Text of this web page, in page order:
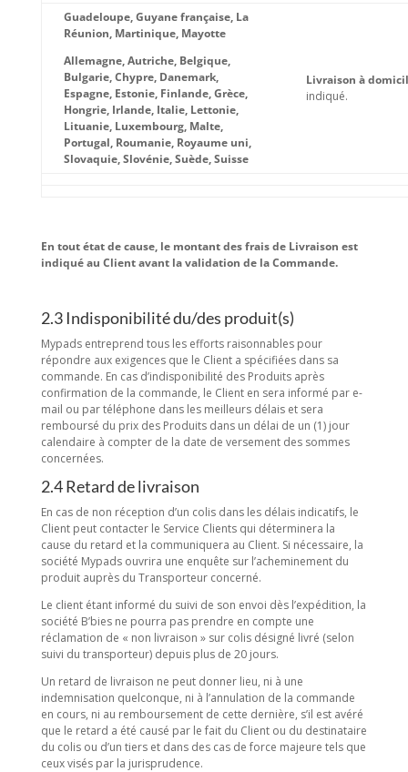
Guadeloupe, Guyane française, La
Réunion, Martinique, Mayotte
Allemagne, Autriche, Belgique,
Bulgarie, Chypre, Danemark,
Espagne, Estonie, Finlande, Grèce,
Hongrie, Irlande, Italie, Lettonie,
Lituanie, Luxembourg, Malte,
Portugal, Roumanie, Royaume uni,
Slovaquie, Slovénie, Suède, Suisse
Livraison à
indiqué.
En tout état de cause, le montant des frais de Livraison est
indiqué au Client avant la validation de la Commande.
2.3 Indisponibilité du/des produit(s)
Mypads entreprend tous les efforts raisonnables pour
répondre aux exigences que le Client a spécifiées dans sa
commande. En cas d’indisponibilité des Produits après
confirmation de la commande, le Client en sera informé par e-
mail ou par téléphone dans les meilleurs délais et sera
remboursé du prix des Produits dans un délai de un (1) jour
calendaire à compter de la date de versement des sommes
concernées.
2.4 Retard de livraison
En cas de non réception d’un colis dans les délais indicatifs, le
Client peut contacter le Service Clients qui déterminera la
cause du retard et la communiquera au Client. Si nécessaire, la
société Mypads ouvrira une enquête sur l’acheminement du
produit auprès du Transporteur concerné.
Le client étant informé du suivi de son envoi dès l’expédition, la
société B’bies ne pourra pas prendre en compte une
réclamation de « non livraison » sur colis désigné livré (selon
suivi du transporteur) depuis plus de 20 jours.
Un retard de livraison ne peut donner lieu, ni à une
indemnisation quelconque, ni à l’annulation de la commande
en cours, ni au remboursement de cette dernière, s’il est avéré
que le retard a été causé par le fait du Client ou du destinataire
du colis ou d’un tiers et dans des cas de force majeure tels que
ceux visés par la jurisprudence.